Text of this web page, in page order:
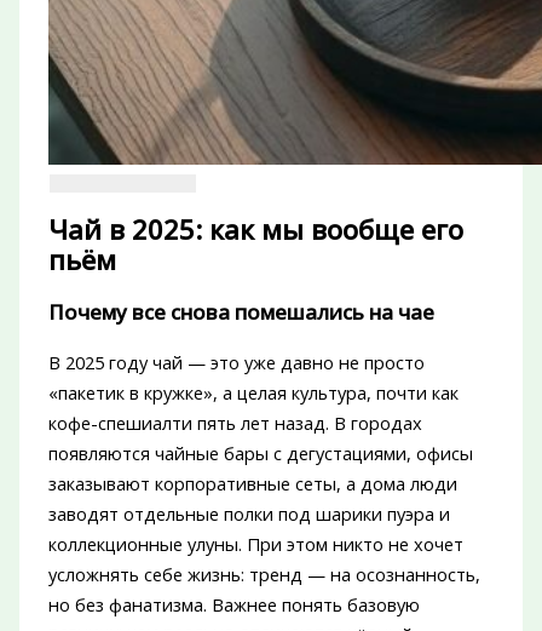
Чай в 2025: как мы вообще его
пьём
Почему все снова помешались на чае
В 2025 году чай — это уже давно не просто
«пакетик в кружке», а целая культура, почти как
кофе-спешиалти пять лет назад. В городах
появляются чайные бары с дегустациями, офисы
заказывают корпоративные сеты, а дома люди
заводят отдельные полки под шарики пуэра и
коллекционные улуны. При этом никто не хочет
усложнять себе жизнь: тренд — на осознанность,
но без фанатизма. Важнее понять базовую